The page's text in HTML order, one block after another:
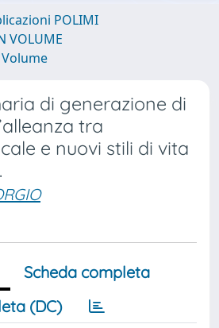
POLIMI
VOLUME
di generazione di
tra
e nuovi stili di vita
Scheda completa
(DC)